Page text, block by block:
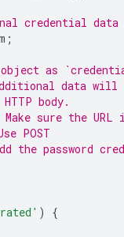
credential
;
as
data will
body.
sure the URL
POST
the password
)
{